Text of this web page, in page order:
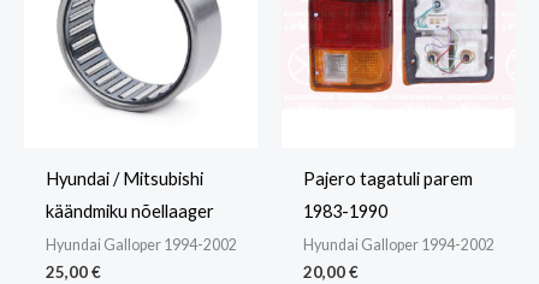
Hyundai / Mitsubishi
käändmiku nõellaager
Hyundai Galloper 1994-2002
25,00€
Pajero tagatuli parem
1983-1990
Hyundai Galloper 1994-2002
20,00€